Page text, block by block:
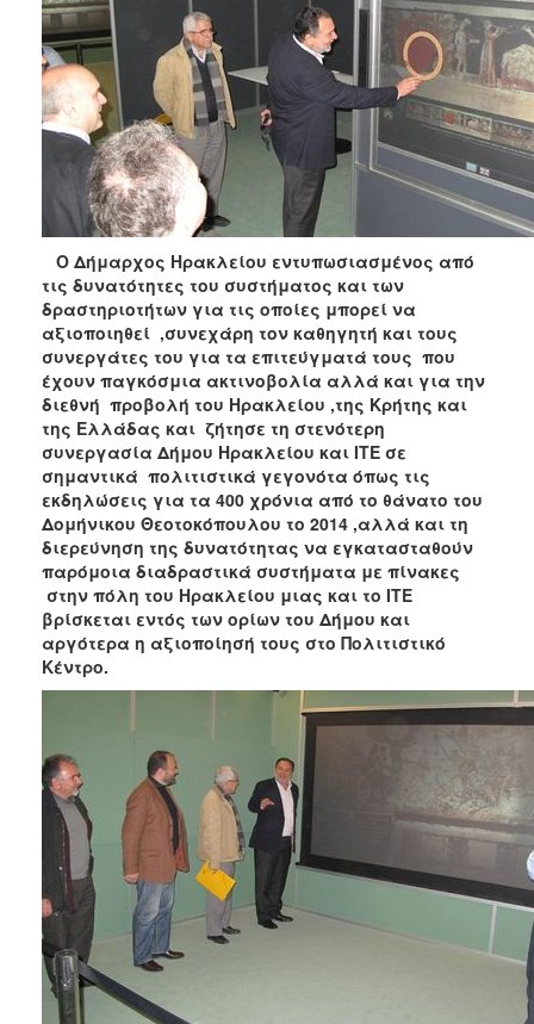
Ο Δήμαρχος Ηρακλείου εντυπωσιασμένος από
τις δυνατότητες του συστήματος και των
δραστηριοτήτων για τις οποίες μπορεί να
αξιοποιηθεί ,συνεχάρη τον καθηγητή και τους
συνεργάτες του για τα επιτεύγματά τους που
έχουν παγκόσμια ακτινοβολία αλλά και για την
διεθνή προβολή του Ηρακλείου ,της Κρήτης και
της Ελλάδας και ζήτησε τη στενότερη
συνεργασία Δήμου Ηρακλείου και ΙΤΕ σε
σημαντικά πολιτιστικά γεγονότα όπως τις
εκδηλώσεις για τα 400 χρόνια από το θάνατο του
Δομήνικου Θεοτοκόπουλου το 2014 ,αλλά και τη
διερεύνηση της δυνατότητας να εγκατασταθούν
παρόμοια διαδραστικά συστήματα με πίνακες
στην πόλη του Ηρακλείου μιας και το ΙΤΕ
βρίσκεται εντός των ορίων του Δήμου και
αργότερα η αξιοποίησή τους στο Πολιτιστικό
Κέντρο.